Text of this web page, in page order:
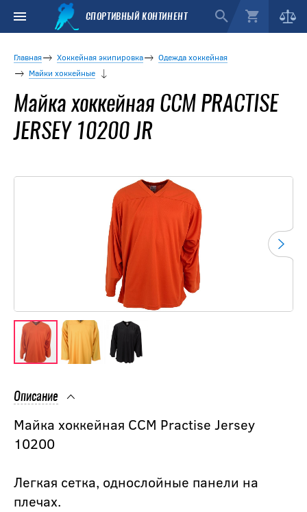
СПОРТИВНЫЙ КОНТИНЕНТ
Главная Хоккейная экипировка
Одежда хоккейная
Майки хоккейные
Майка хоккейная CCM PRACTISE
JERSEY 10200 JR
Описание
Майка хоккейная CCM Practise Jersey
10200
Легкая сетка, однослойные панели на
плечах.